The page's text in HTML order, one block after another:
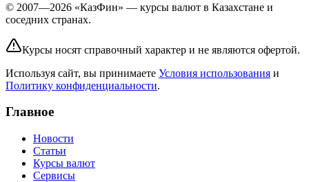
© 2007—2026 «КазФин» — курсы валют в Казахстане и
соседних странах.
Курсы носят справочный характер и не являются офертой.
Используя сайт, вы принимаете Условия использования и
Политику конфиденциальности.
Главное
Новости
Статьи
Курсы валют
Сервисы